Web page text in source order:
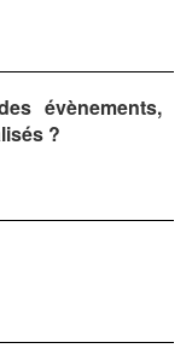
évènements,
?